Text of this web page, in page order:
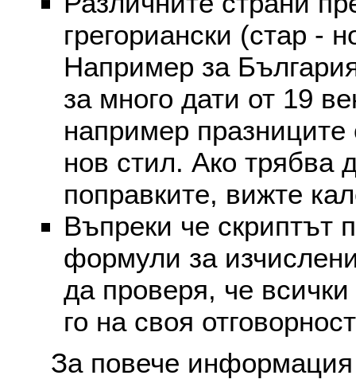
грегориански (стар -
Например за
за много дати от 19
например празниците
нов стил. Ако трябва
поправките, вижте
Въпреки че скриптът
формули за
да проверя, че
го на своя
За повече информация